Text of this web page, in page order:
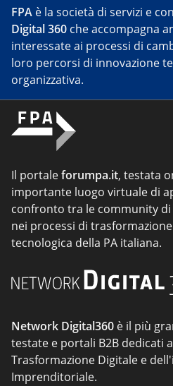
FPA è la società di servizi e
Digital 360 che accompagna
interessate ai processi di
loro percorsi di innovazione
organizzativa.
Il portaleforumpa.it, testata
importante luogo virtuale di
confronto tra le community
nei processi di
tecnologica della PA italiana.
Network Digital360 è il più
testate e portali B2B dedicati
Trasformazione Digitale e
Imprenditoriale.